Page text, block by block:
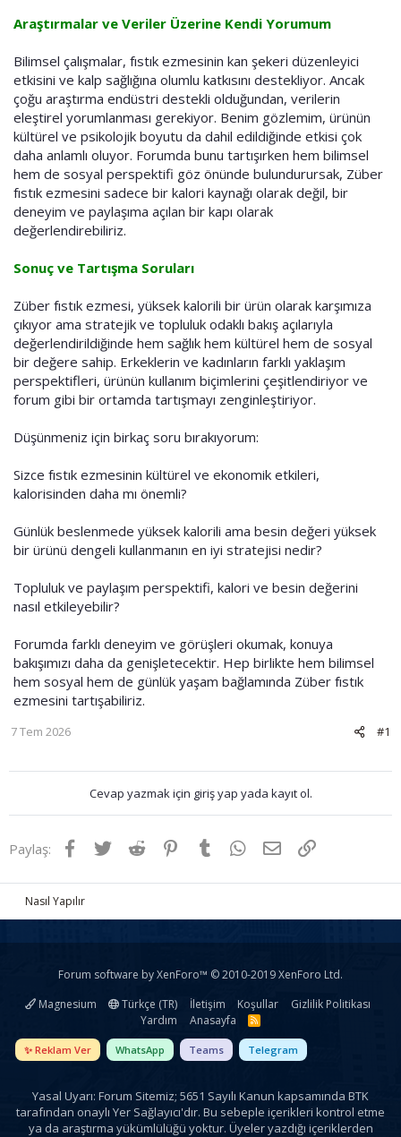
Araştırmalar ve Veriler Üzerine Kendi Yorumum
Bilimsel çalışmalar, fıstık ezmesinin kan şekeri düzenleyici
etkisini ve kalp sağlığına olumlu katkısını destekliyor. Ancak
çoğu araştırma endüstri destekli olduğundan, verilerin
eleştirel yorumlanması gerekiyor. Benim gözlemim, ürünün
kültürel ve psikolojik boyutu da dahil edildiğinde etkisi çok
daha anlamlı oluyor. Forumda bunu tartışırken hem bilimsel
hem de sosyal perspektifi göz önünde bulundurursak, Züber
fıstık ezmesini sadece bir kalori kaynağı olarak değil, bir
deneyim ve paylaşıma açılan bir kapı olarak
değerlendirebiliriz.
Sonuç ve Tartışma Soruları
Züber fıstık ezmesi, yüksek kalorili bir ürün olarak karşımıza
çıkıyor ama stratejik ve topluluk odaklı bakış açılarıyla
değerlendirildiğinde hem sağlık hem kültürel hem de sosyal
bir değere sahip. Erkeklerin ve kadınların farklı yaklaşım
perspektifleri, ürünün kullanım biçimlerini çeşitlendiriyor ve
forum gibi bir ortamda tartışmayı zenginleştiriyor.
Düşünmeniz için birkaç soru bırakıyorum:
Sizce fıstık ezmesinin kültürel ve ekonomik etkileri,
kalorisinden daha mı önemli?
Günlük beslenmede yüksek kalorili ama besin değeri yüksek
bir ürünü dengeli kullanmanın en iyi stratejisi nedir?
Topluluk ve paylaşım perspektifi, kalori ve besin değerini
nasıl etkileyebilir?
Forumda farklı deneyim ve görüşleri okumak, konuya
bakışımızı daha da genişletecektir. Hep birlikte hem bilimsel
hem sosyal hem de günlük yaşam bağlamında Züber fıstık
ezmesini tartışabiliriz.
#1
7 Tem 2026
Cevap yazmak için giriş yap yada kayıt ol.
Paylaş: Facebook
TwitterReddit Pinterest
Tumblr WhatsApp
E-postaLink
Nasıl Yapılır
Forum software by XenForo™ © 2010-2019 XenForo Ltd.
Magnesium
Türkçe (TR) İletişim Koşullar
Gizlilik Politikası
Yardım
Anasayfa
R
S
S
✨ Reklam Ver WhatsApp Teams Telegram
Yasal Uyarı: Forum Sitemiz; 5651 Sayılı Kanun kapsamında BTK
tarafından onaylı Yer Sağlayıcı'dır. Bu sebeple içerikleri kontrol etme
ya da araştırma yükümlülüğü yoktur. Üyeler yazdığı içeriklerden